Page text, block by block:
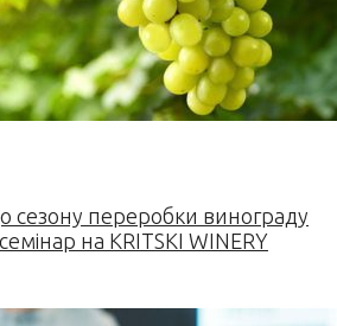
сезону переробки винограду
на KRITSKI WINERY